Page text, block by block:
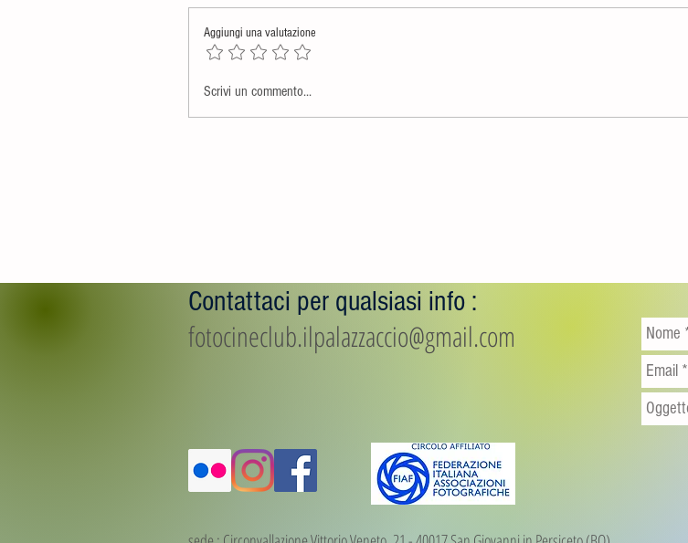
Aggiungi una valutazione
Scrivi un commento...
Contattaci per qualsiasi info :
fotocineclub.ilpalazzaccio@gmail.com